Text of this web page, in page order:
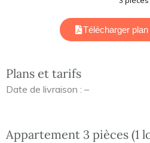
Télécharger
Plans et tarifs
Date de livraison : –
Appartement 3 pièces (1